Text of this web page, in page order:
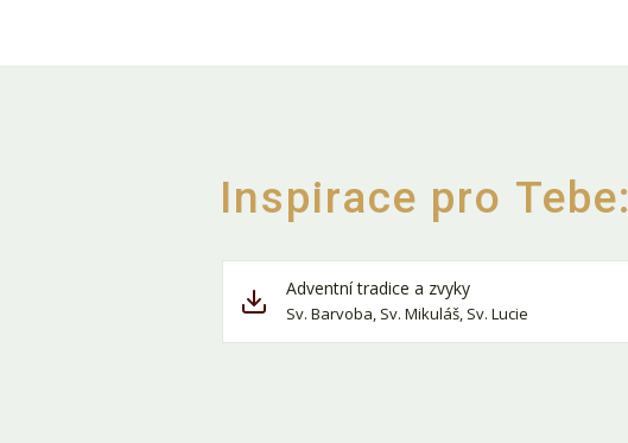
Inspirace pro Tebe:
Adventní tradice a zvyky
Sv. Barvoba, Sv. Mikuláš, Sv. Lucie